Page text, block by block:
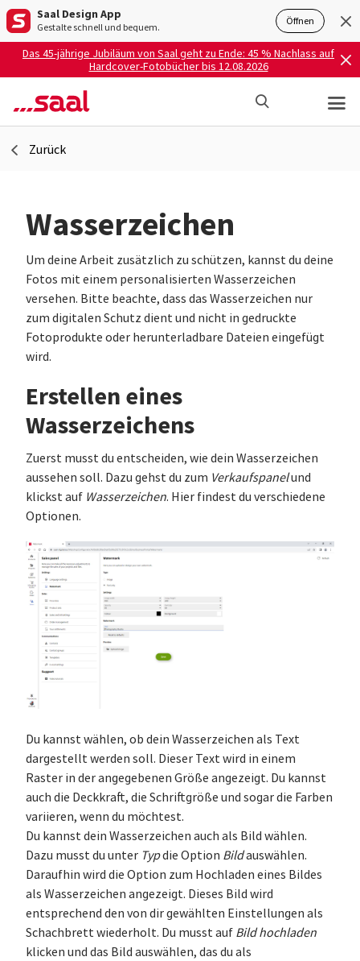
Saal Design App
Gestalte schnell und bequem. Öffnen
Das 45-jährige Jubiläum von Saal geht zu Ende: 45 % Nachlass auf
Hardcover-Fotobücher bis 12.08.2026
Zurück
Wasserzeichen
Um deine Arbeit zusätzlich zu schützen, kannst du deine
Fotos mit einem personalisierten Wasserzeichen
versehen. Bitte beachte, dass das Wasserzeichen nur
zum digitalen Schutz dient und nicht in gedruckte
Fotoprodukte oder herunterladbare Dateien eingefügt
wird.
Erstellen eines
Wasserzeichens
Zuerst musst du entscheiden, wie dein Wasserzeichen
aussehen soll. Dazu gehst du zum Verkaufspanelund
klickst auf Wasserzeichen. Hier findest du verschiedene
Optionen.
Du kannst wählen, ob dein Wasserzeichen als Text
dargestellt werden soll. Dieser Text wird in einem
Raster in der angegebenen Größe angezeigt. Du kannst
auch die Deckkraft, die Schriftgröße und sogar die Farben
variieren, wenn du möchtest.
Du kannst dein Wasserzeichen auch als Bild wählen.
Dazu musst du unter Typdie Option Bildauswählen.
Daraufhin wird die Option zum Hochladen eines Bildes
als Wasserzeichen angezeigt. Dieses Bild wird
entsprechend den von dir gewählten Einstellungen als
Schachbrett wiederholt. Du musst auf Bild hochladen
klicken und das Bild auswählen, das du als